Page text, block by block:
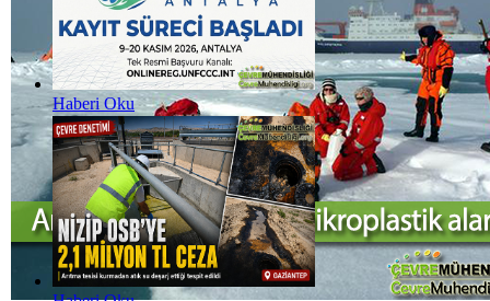
Haberi Oku